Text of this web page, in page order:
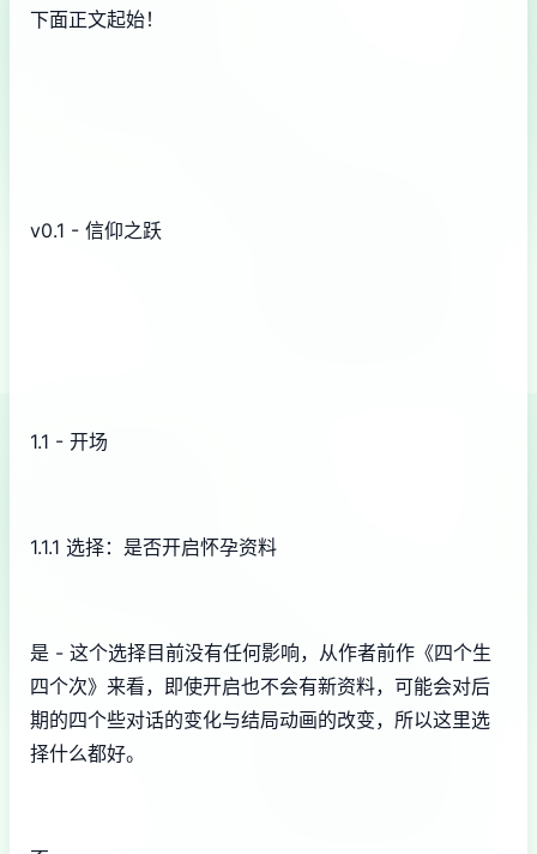
下面正文起始！
v0.1 - 信仰之跃
1.1 - 开场
1.1.1 选择：是否开启怀孕资料
是 - 这个选择目前没有任何影响，从作者前作《四个生
四个次》来看，即使开启也不会有新资料，可能会对后
期的四个些对话的变化与结局动画的改变，所以这里选
择什么都好。